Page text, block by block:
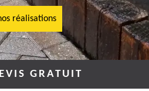
réalisations
GRATUIT